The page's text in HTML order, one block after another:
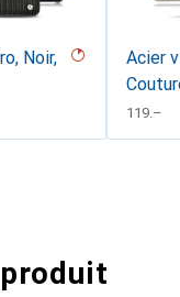
Noir,
Acier
CHF
119.–